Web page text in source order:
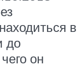
в
до
он